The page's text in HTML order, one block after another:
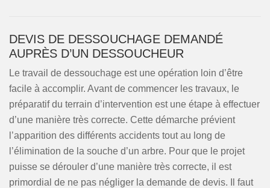
DEVIS DE DESSOUCHAGE DEMANDÉ
AUPRÈS D’UN DESSOUCHEUR
Le travail de dessouchage est une opération loin d’être
facile à accomplir. Avant de commencer les travaux, le
préparatif du terrain d’intervention est une étape à effectuer
d’une manière très correcte. Cette démarche prévient
l’apparition des différents accidents tout au long de
l’élimination de la souche d’un arbre. Pour que le projet
puisse se dérouler d’une manière très correcte, il est
primordial de ne pas négliger la demande de devis. Il faut